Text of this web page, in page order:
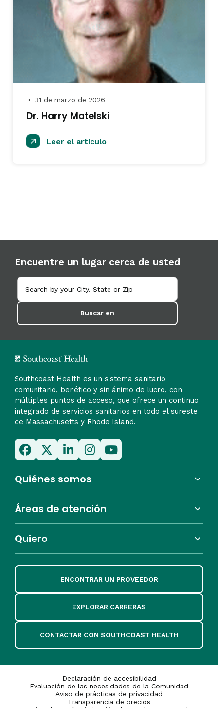
● 31 de marzo de 2026
Dr. Harry Matelski
Leer el artículo
Encuentre un lugar cerca de usted
Buscar en
Southcoast Health es un sistema sanitario
comunitario, benéfico y sin ánimo de lucro, con
múltiples puntos de acceso, que ofrece un continuo
integrado de servicios sanitarios en todo el sureste
de Massachusetts y Rhode Island.
Quiénes somos
Áreas de atención
Quiero
ENCONTRAR UN PROVEEDOR
EXPLORAR CARRERAS
CONTACTAR CON SOUTHCOAST HEALTH
Declaración de accesibilidad
Evaluación de las necesidades de la Comunidad
Aviso de prácticas de privacidad
Transparencia de precios